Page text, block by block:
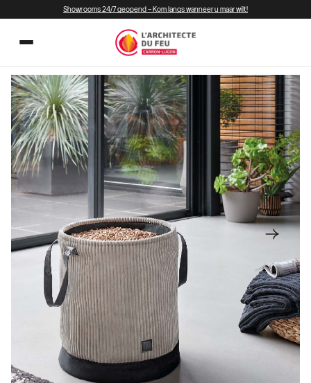
Showrooms 24/7 geopend – Kom langs wanneer u maar wilt!